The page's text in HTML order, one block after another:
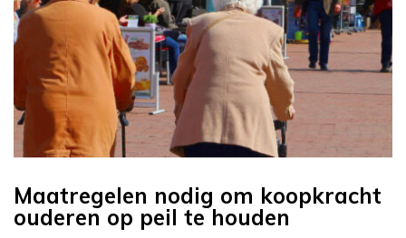
Maatregelen nodig om koopkracht
ouderen op peil te houden